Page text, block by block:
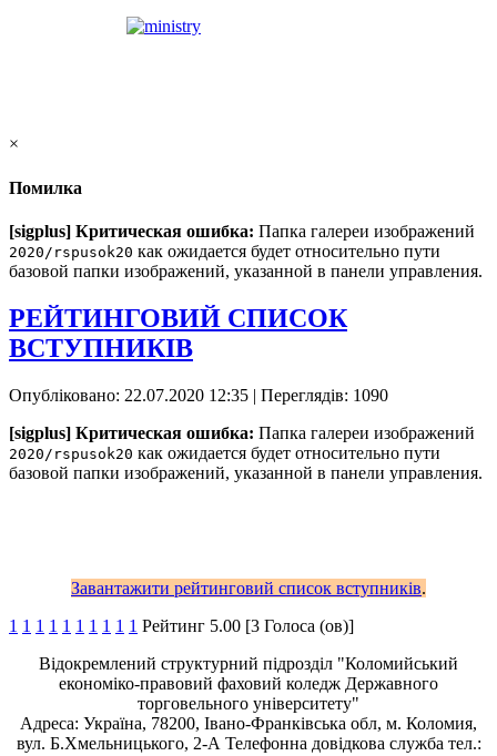
×
Помилка
[sigplus] Критическая ошибка: Папка галереи изображений
2020/rspusok20 как ожидается будет относительно пути
базовой папки изображений, указанной в панели управления.
РЕЙТИНГОВИЙ СПИСОК
ВСТУПНИКІВ
Опубліковано: 22.07.2020 12:35 | Переглядів: 1090
[sigplus] Критическая ошибка: Папка галереи изображений
2020/rspusok20 как ожидается будет относительно пути
базовой папки изображений, указанной в панели управления.
Завантажити рейтинговий список вступників.
1 1 1 1 1 1 1 1 1 1 Рейтинг 5.00 [3 Голоса (ов)]
Відокремлений структурний підрозділ "Коломийський
економіко-правовий фаховий коледж Державного
торговельного університету"
Адреса: Україна, 78200, Івано-Франківська обл, м. Коломия,
вул. Б.Хмельницького, 2-А Телефонна довідкова служба тел.: